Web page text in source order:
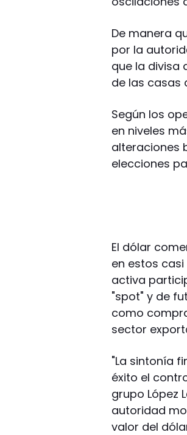
De manera
por la
que la divisa
de las casas
Según los
en niveles
alteraciones
elecciones
El dólar
en estos
activa
"spot" y de
como
sector
"La sintonía
éxito el
grupo López
autoridad
valor del